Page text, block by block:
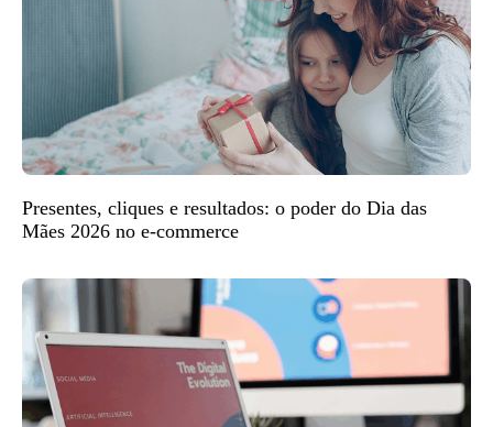
Presentes, cliques e resultados: o poder do Dia das
Mães 2026 no e-commerce